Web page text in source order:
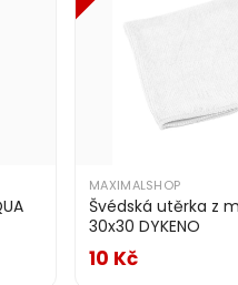
MAXIMALSHOP
Švédská utěrka z
30x30 DYKENO
10 Kč